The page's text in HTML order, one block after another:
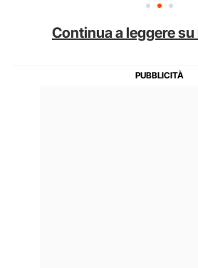
Continua a leggere